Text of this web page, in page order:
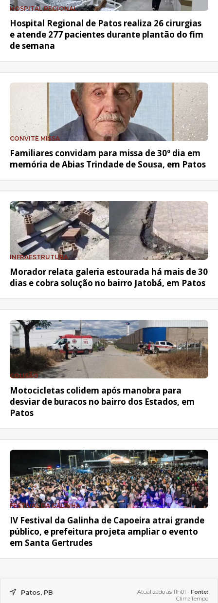
HOSPITAL REGIONAL
Hospital Regional de Patos realiza 26 cirurgias
e atende 277 pacientes durante plantão do fim
de semana
CONVITE MISSA
Familiares convidam para missa de 30º dia em
memória de Abias Trindade de Sousa, em Patos
INFRAESTRUTURA
Morador relata galeria estourada há mais de 30
dias e cobra solução no bairro Jatobá, em Patos
COLISÃO
Motocicletas colidem após manobra para
desviar de buracos no bairro dos Estados, em
Patos
FESTIVAL DA GALINHA
IV Festival da Galinha de Capoeira atrai grande
público, e prefeitura projeta ampliar o evento
em Santa Gertrudes
Patos, PB Atualizado às 11h01 - Fonte:
ClimaTempo